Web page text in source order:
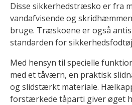
Disse sikkerhedstræsko er fra
vandafvisende og
bruge. Træskoene er også
standarden for
Med hensyn til specielle
med et tåværn, en praktisk
og slidstærkt materiale.
forstærkede tåparti giver øget